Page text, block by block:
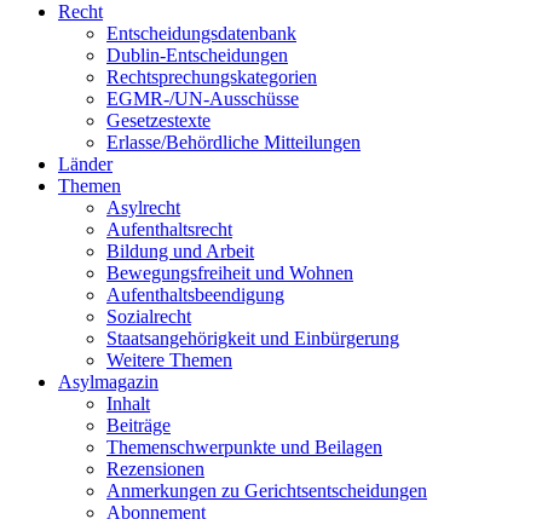
Recht
Entscheidungsdatenbank
Dublin-Entscheidungen
Rechtsprechungskategorien
EGMR-/UN-Ausschüsse
Gesetzestexte
Erlasse/Behördliche Mitteilungen
Länder
Themen
Asylrecht
Aufenthaltsrecht
Bildung und Arbeit
Bewegungsfreiheit und Wohnen
Aufenthaltsbeendigung
Sozialrecht
Staatsangehörigkeit und Einbürgerung
Weitere Themen
Asylmagazin
Inhalt
Beiträge
Themenschwerpunkte und Beilagen
Rezensionen
Anmerkungen zu Gerichtsentscheidungen
Abonnement